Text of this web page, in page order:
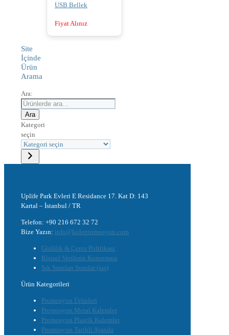
USB Bellek
Fiyat Alınız
Site
İçinde
Ürün
Arama
Ara:
Ara
Kategori
seçin
Uplife Park Evleri E Residance 17. Kat D: 143
Kartal – İstanbul / TR
Telefon: +90 216 672 32 72
Bize Yazın: info@kulepromosyon.com
Gizlilik & Çerez Politikası
Kişisel Verilerin Korunması
Sık Sorulan Sorular (sss)
Ürün Kategorileri
Promosyon Ürünleri
Promosyon Metal Kalemler
Promosyon Plastik Kalemler
Promosyon Tarihli Ajanda